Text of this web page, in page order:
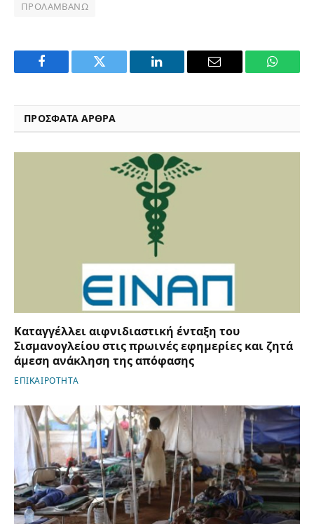
ΠΡΟΛΑΜΒΆΝΩ
Facebook Twitter LinkedIn Email
ΠΡΟΣΦΑΤΑ ΑΡΘΡΑ
Καταγγέλλει αιφνιδιαστική ένταξη του
Σισμανογλείου στις πρωινές εφημερίες και ζητά
άμεση ανάκληση της απόφασης
ΕΠΙΚΑΙΡΟΤΗΤΑ